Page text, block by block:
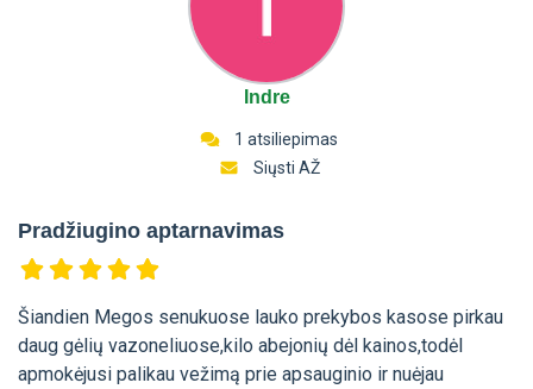
Indre
1 atsiliepimas
Siųsti AŽ
Pradžiugino aptarnavimas
Šiandien Megos senukuose lauko prekybos kasose pirkau
daug gėlių vazoneliuose,kilo abejonių dėl kainos,todėl
apmokėjusi palikau vežimą prie apsauginio ir nuėjau